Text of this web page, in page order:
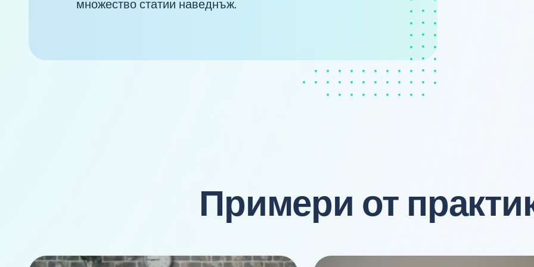
множество статии наведнъж.
Примери от